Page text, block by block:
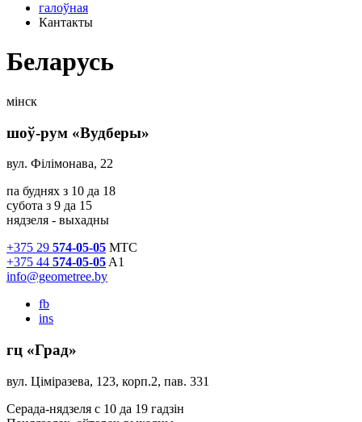
галоўная
Кантакты
Беларусь
мінск
шоў-рум «Вудберы»
вул. Філімонава, 22
па буднях з 10 да 18
субота з 9 да 15
нядзеля - выхадны
+375 29 574-05-05 МТС
+375 44 574-05-05 A1
info@geometree.by
fb
ins
гц «Град»
вул. Ціміразева, 123, корп.2, пав. 331
Серада-нядзеля с 10 да 19 гадзiн